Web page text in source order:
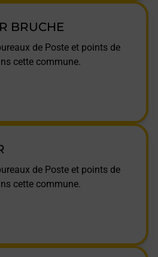
BRUCHE
de Poste et points de
cette commune.
de Poste et points de
cette commune.